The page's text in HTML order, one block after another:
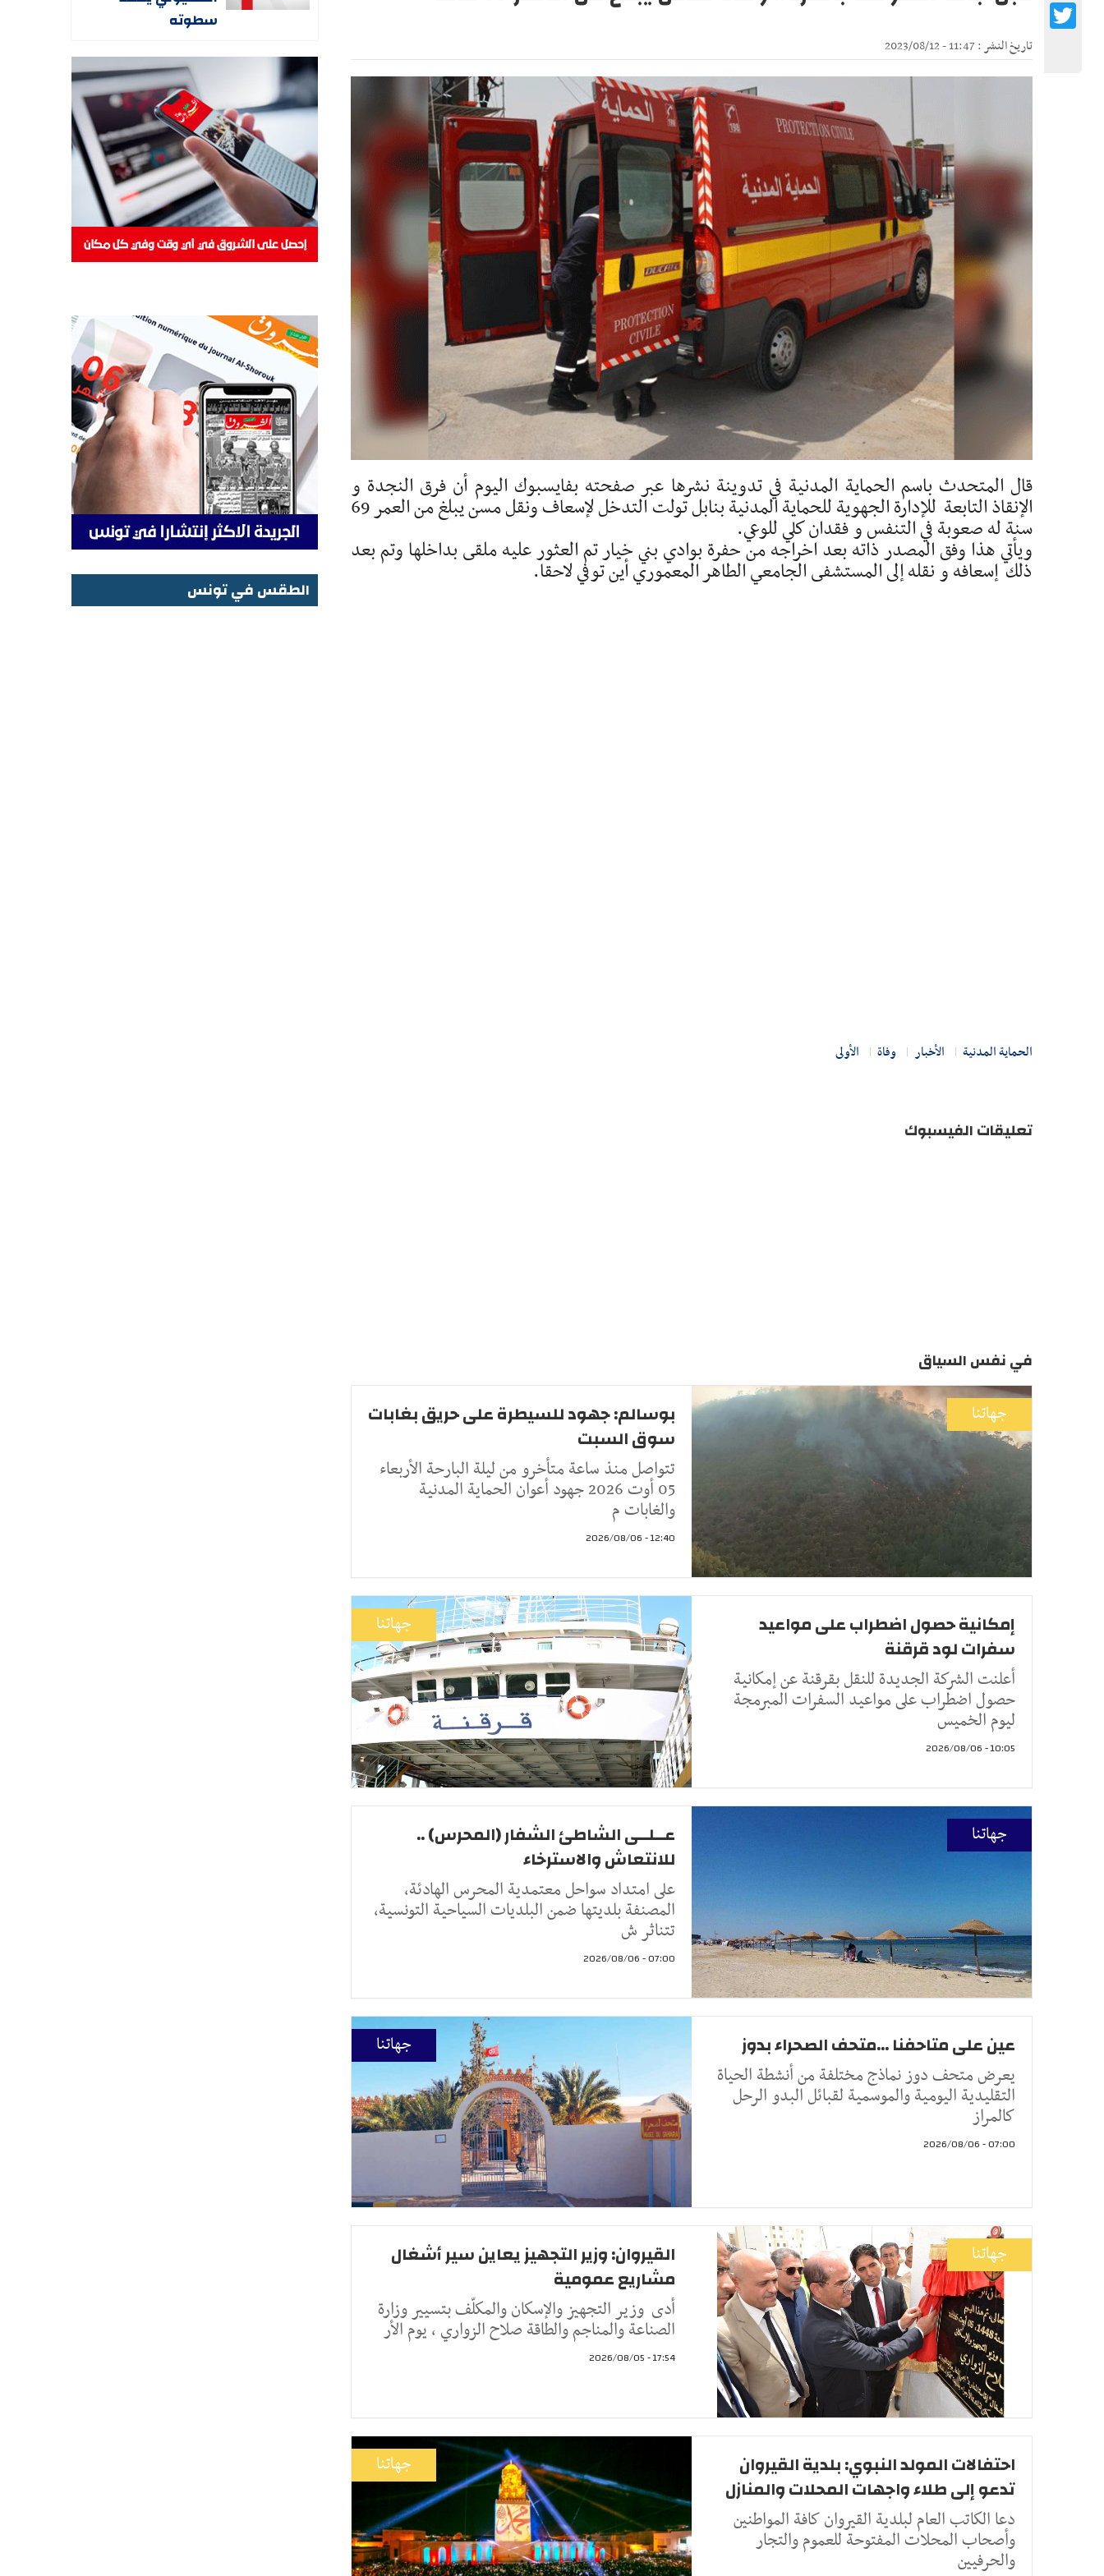
تاريخ النشر : 11:47 - 2023/08/12
قال المتحدث باسم الحماية المدنية في تدوينة نشرها عبر صفحته بفايسبوك اليوم أن فرق النجدة و
الإنقاذ التابعة للإدارة الجهوية للحماية المدنية بنابل تولت التدخل لإسعاف ونقل مسن يبلغ من العمر 69
سنة له صعوبة في التنفس و فقدان كلي للوعي.
ويأتي هذا وفق المصدر ذاته بعد اخراجه من حفرة بوادي بني خيار تم العثور عليه ملقى بداخلها وتم بعد
ذلك إسعافه و نقله إلى المستشفى الجامعي الطاهر المعموري أين توفي لاحقا.
الحماية المدنية الأخبار وفاة الأولى
Twitter
تعليقات الفيسبوك
في نفس السياق
جهاتنا
بوسالم: جهود للسيطرة على حريق بغابات
سوق السبت
تتواصل منذ ساعة متأخرو من ليلة البارحة الأربعاء
05 أوت 2026 جهود أعوان الحماية المدنية
والغابات م
12:40 - 2026/08/06
جهاتنا
إمكانية حصول اضطراب على مواعيد
سفرات لود قرقنة
أعلنت الشركة الجديدة للنقل بقرقنة عن إمكانية
حصول اضطراب على مواعيد السفرات المبرمجة
ليوم الخميس
10:05 - 2026/08/06
جهاتنا
عــلــى الشاطئ الشفار (المحرس) ..
للانتعاش والاسترخاء
على امتداد سواحل معتمدية المحرس الهادئة،
المصنفة بلديتها ضمن البلديات السياحية التونسية،
تتناثر ش
07:00 - 2026/08/06
جهاتنا عين على متاحفنا ...متحف الصحراء بدوز
يعرض متحف دوز نماذج مختلفة من أنشطة الحياة
التقليدية اليومية والموسمية لقبائل البدو الرحل
كالمراز
07:00 - 2026/08/06
جهاتنا
القيروان: وزير التجهيز يعاين سير أشغال
مشاريع عمومية
أدى وزير التجهيز والإسكان والمكلّف بتسيير وزارة
الصناعة والمناجم والطاقة صلاح الزواري ، يوم الأر
17:54 - 2026/08/05
جهاتنا
احتفالات المولد النبوي: بلدية القيروان
تدعو إلى طلاء واجهات المحلات والمنازل
دعا الكاتب العام لبلدية القيروان كافة المواطنين
وأصحاب المحلات المفتوحة للعموم والتجار
والحرفيين
سطوته
الطقس في تونس